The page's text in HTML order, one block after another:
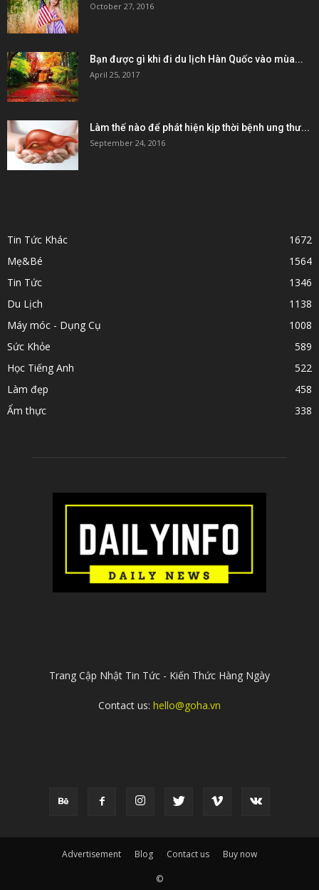
October 27, 2016
Bạn được gì khi đi du lịch Hàn Quốc vào mùa...
April 25, 2017
Làm thế nào để phát hiện kịp thời bệnh ung thư...
September 24, 2016
Tin Tức Khác
1672
Mẹ&Bé
1564
Tin Tức
1346
Du Lịch
1138
Máy móc - Dụng Cụ
1008
Sức Khỏe
589
Học Tiếng Anh
522
Làm đẹp
458
Ẩm thực
338
Trang Cập Nhật Tin Tức - Kiến Thức Hàng Ngày
Contact us: hello@goha.vn
Advertisement Blog Contact us Buy now
©